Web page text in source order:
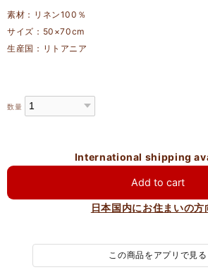
素材：リネン100％
サイズ：50×70cm
生産国：リトアニア
数量
International shipping
Add to cart
日本国内にお住まいの方
この商品をアプリで見る